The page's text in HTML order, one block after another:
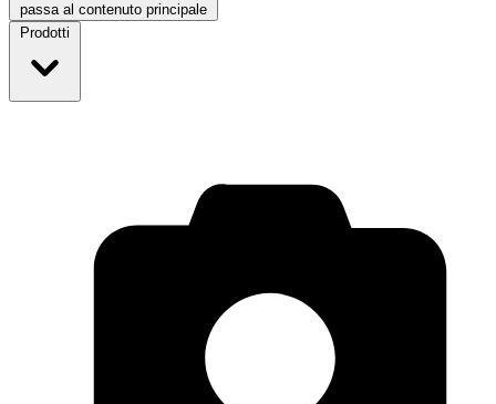
passa al contenuto principale
Prodotti